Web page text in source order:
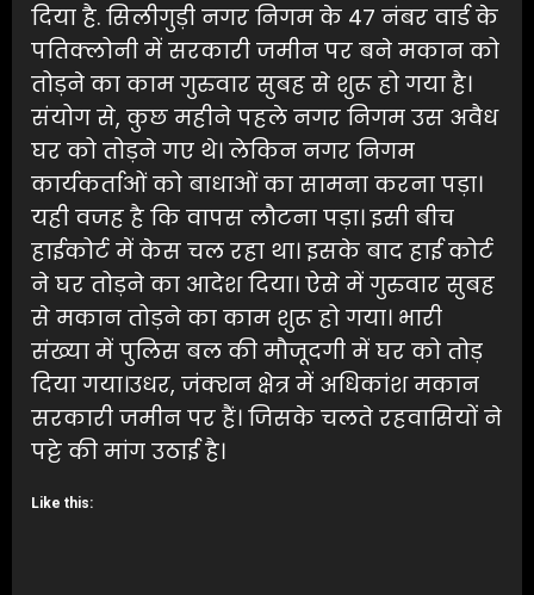
दिया है. सिलीगुड़ी नगर निगम के 47 नंबर वार्ड के
पतिक्लोनी में सरकारी जमीन पर बने मकान को
तोड़ने का काम गुरुवार सुबह से शुरू हो गया है।
संयोग से, कुछ महीने पहले नगर निगम उस अवैध
घर को तोड़ने गए थे। लेकिन नगर निगम
कार्यकर्ताओं को बाधाओं का सामना करना पड़ा।
यही वजह है कि वापस लौटना पड़ा। इसी बीच
हाईकोर्ट में केस चल रहा था। इसके बाद हाई कोर्ट
ने घर तोड़ने का आदेश दिया। ऐसे में गुरुवार सुबह
से मकान तोड़ने का काम शुरू हो गया। भारी
संख्या में पुलिस बल की मौजूदगी में घर को तोड़
दिया गया।उधर, जंक्शन क्षेत्र में अधिकांश मकान
सरकारी जमीन पर हैं। जिसके चलते रहवासियों ने
पट्टे की मांग उठाई है।
Like this: